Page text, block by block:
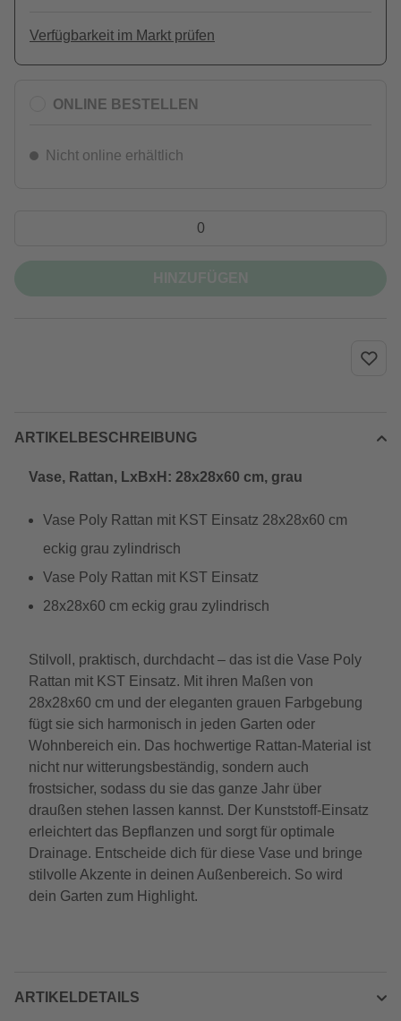
Verfügbarkeit im Markt prüfen
ONLINE BESTELLEN
Nicht online erhältlich
ARTIKELBESCHREIBUNG
Vase, Rattan, LxBxH: 28x28x60 cm, grau
Vase Poly Rattan mit KST Einsatz 28x28x60 cm
eckig grau zylindrisch
Vase Poly Rattan mit KST Einsatz
28x28x60 cm eckig grau zylindrisch
Stilvoll, praktisch, durchdacht – das ist die Vase Poly
Rattan mit KST Einsatz. Mit ihren Maßen von
28x28x60 cm und der eleganten grauen Farbgebung
fügt sie sich harmonisch in jeden Garten oder
Wohnbereich ein. Das hochwertige Rattan-Material ist
nicht nur witterungsbeständig, sondern auch
frostsicher, sodass du sie das ganze Jahr über
draußen stehen lassen kannst. Der Kunststoff-Einsatz
erleichtert das Bepflanzen und sorgt für optimale
Drainage. Entscheide dich für diese Vase und bringe
stilvolle Akzente in deinen Außenbereich. So wird
dein Garten zum Highlight.
ARTIKELDETAILS